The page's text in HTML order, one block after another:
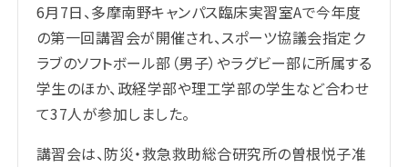
6月7日、多摩南野キャンパス臨床実習室Aで今年度
の第一回講習会が開催され、スポーツ協議会指定ク
ラブのソフトボール部（男子）やラグビー部に所属する
学生のほか、政経学部や理工学部の学生など合わせ
て37人が参加しました。
講習会は、防災・救急救助総合研究所の曽根悦子准